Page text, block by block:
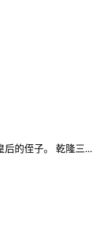
后的侄子。 乾隆三...